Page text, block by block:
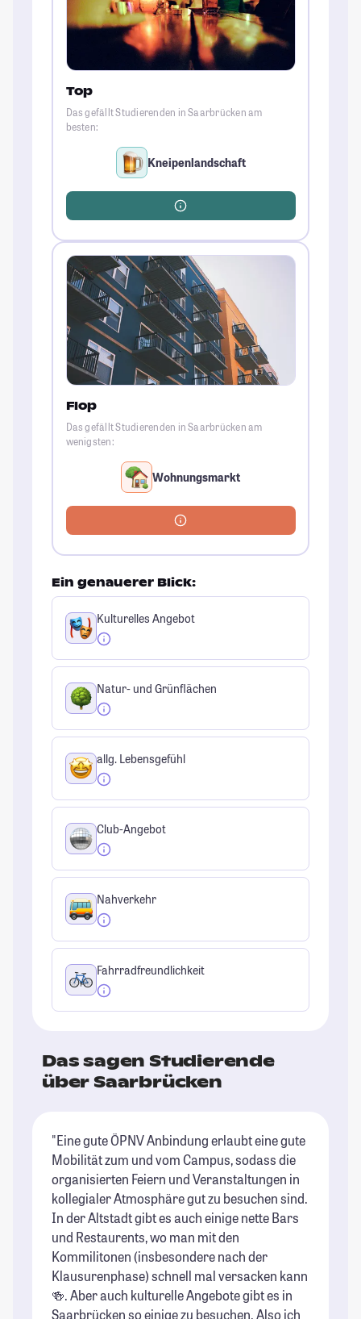
Top
Das gefällt Studierenden in Saarbrücken am
besten:
Kneipenlandschaft
Flop
Das gefällt Studierenden in Saarbrücken am
wenigsten:
Wohnungsmarkt
Ein genauerer Blick:
Kulturelles Angebot
Natur- und Grünflächen
allg. Lebensgefühl
Club-Angebot
Nahverkehr
Fahrradfreundlichkeit
Das sagen Studierende
über Saarbrücken
"Eine gute ÖPNV Anbindung erlaubt eine gute
Mobilität zum und vom Campus, sodass die
organisierten Feiern und Veranstaltungen in
kollegialer Atmosphäre gut zu besuchen sind.
In der Altstadt gibt es auch einige nette Bars
und Restaurents, wo man mit den
Kommilitonen (insbesondere nach der
Klausurenphase) schnell mal versacken kann
🍻. Aber auch kulturelle Angebote gibt es in
Saarbrücken so einige zu besuchen. Also ich